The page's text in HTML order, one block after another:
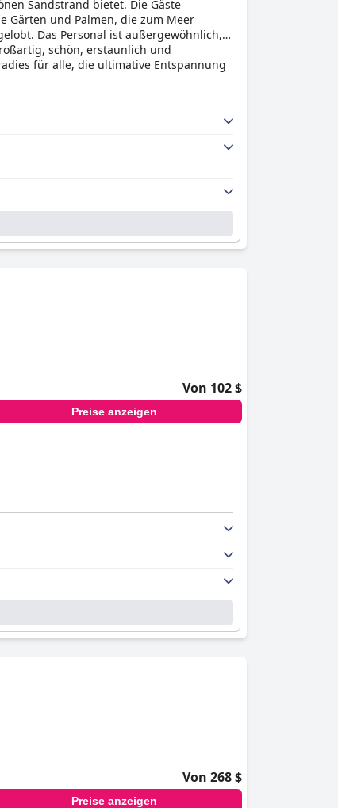
Sandstrand bietet. Die Gäste
Gärten und Palmen, die zum Meer
Das Personal ist außergewöhnlich,
schön, erstaunlich und
für alle, die ultimative Entspannung
Von 102 $
Preise anzeigen
Von 268 $
Preise anzeigen